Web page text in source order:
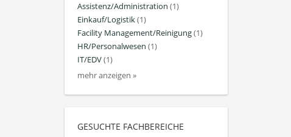
Assistenz/Administration (1)
Einkauf/Logistik(1)
Facility Management/Reinigung(1)
HR/Personalwesen (1)
IT/EDV(1)
mehr anzeigen »
GESUCHTE FACHBEREICHE